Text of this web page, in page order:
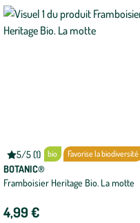
5/5 (1)
Note
moyenne
de
5
5
avec
Petit prix bio Favorise la biodiversité
BOTANIC®
Framboisier Heritage Bio. La motte
4,99 €